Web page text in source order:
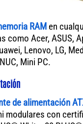
RAM en
como Acer, ASUS,
Lenovo, LG,
Mini PC.
de alimentación
modulares con